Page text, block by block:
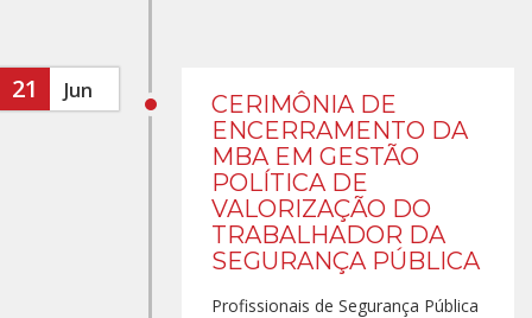
21 Jun
CERIMÔNIA DE
ENCERRAMENTO DA
MBA EM GESTÃO
POLÍTICA DE
VALORIZAÇÃO DO
TRABALHADOR DA
SEGURANÇA PÚBLICA
Profissionais de Segurança Pública